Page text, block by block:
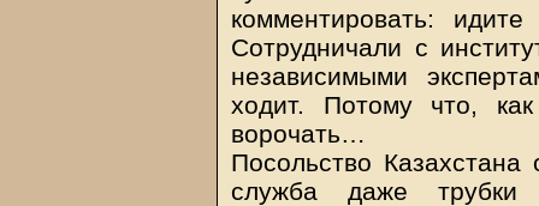
комментировать:
Сотрудничали с
независимыми
ходит. Потому что,
ворочать…
Посольство
служба даже